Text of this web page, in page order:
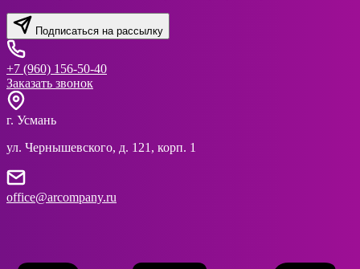
Подписаться на рассылку
+7 (960) 156-50-40
Заказать звонок
г. Усмань
ул. Чернышевского, д. 121, корп. 1
office@arcompany.ru